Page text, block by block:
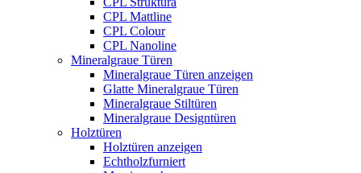
CPL Mattline
CPL Colour
CPL Nanoline
Mineralgraue Türen
Mineralgraue Türen anzeigen
Glatte Mineralgraue Türen
Mineralgraue Stiltüren
Mineralgraue Designtüren
Holztüren
Holztüren anzeigen
Echtholzfurniert